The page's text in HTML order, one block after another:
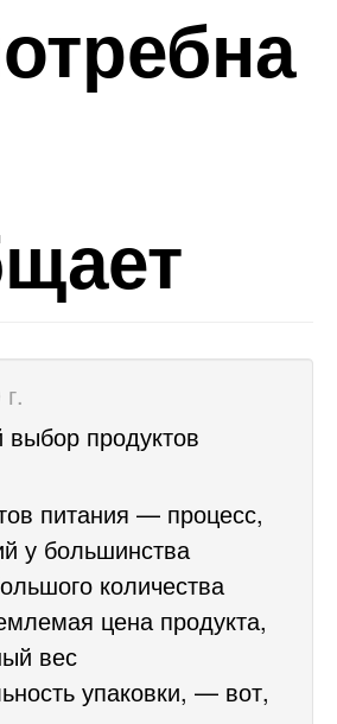
продуктов
питания — процесс,
у большинства
количества
цена продукта,
вес
упаковки, — вот,